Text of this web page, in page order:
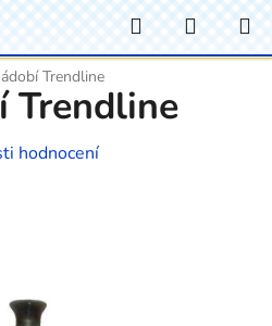
Hledat
KOŠÍK
Trendline
Trendline
hodnocení